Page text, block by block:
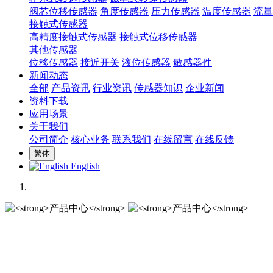
阀芯位移传感器 角度传感器 压力传感器 温度传感器 流
接触式传感器
高精度接触式传感器 接触式位移传感器
其他传感器
位移传感器 接近开关 液位传感器 敏感器件
新闻动态
全部 产品资讯 行业资讯 传感器知识 企业新闻
资料下载
应用场景
关于我们
公司简介 核心业务 联系我们 在线留言 在线反馈
繁体
English